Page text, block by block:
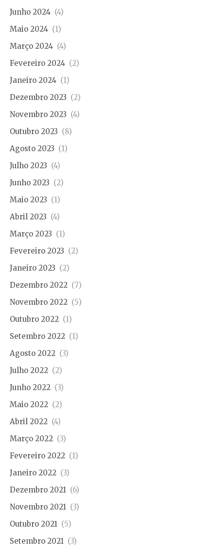
Junho 2024 (4)
Maio 2024 (1)
Março 2024 (4)
Fevereiro 2024 (2)
Janeiro 2024 (1)
Dezembro 2023 (2)
Novembro 2023 (4)
Outubro 2023 (8)
Agosto 2023 (1)
Julho 2023 (4)
Junho 2023 (2)
Maio 2023 (1)
Abril 2023 (4)
Março 2023 (1)
Fevereiro 2023 (2)
Janeiro 2023 (2)
Dezembro 2022 (7)
Novembro 2022 (5)
Outubro 2022 (1)
Setembro 2022 (1)
Agosto 2022 (3)
Julho 2022 (2)
Junho 2022 (3)
Maio 2022 (2)
Abril 2022 (4)
Março 2022 (3)
Fevereiro 2022 (1)
Janeiro 2022 (3)
Dezembro 2021 (6)
Novembro 2021 (3)
Outubro 2021 (5)
Setembro 2021 (3)